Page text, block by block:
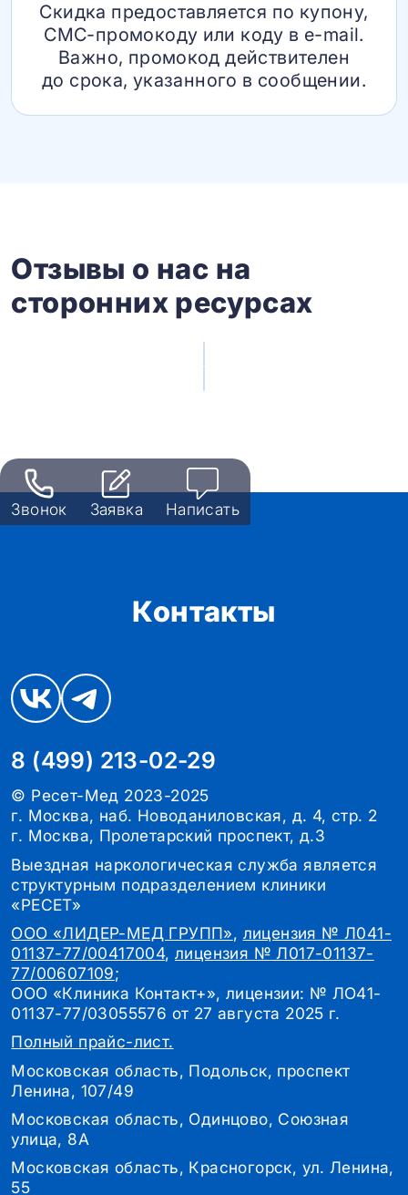
Скидка предоставляется по купону,
СМС-промокоду или коду в e-mail.
Важно, промокод действителен
до срока, указанного в сообщении.
Отзывы о нас на
сторонних ресурсах
Звонок Заявка Написать
Контакты
8 (499) 213-02-29
© Ресет-Мед 2023-2025
г. Москва, наб. Новоданиловская, д. 4, стр. 2
г. Москва, Пролетарский проспект, д.3
Выездная наркологическая служба является
структурным подразделением клиники
«РЕСЕТ»
ООО «ЛИДЕР-МЕД ГРУПП», лицензия № Л041-
01137-77/00417004, лицензия № Л017-01137-
77/00607109;
ООО «Клиника Контакт+», лицензии: № ЛО41-
01137-77/03055576 от 27 августа 2025 г.
Полный прайс-лист.
Московская область, Подольск, проспект
Ленина, 107/49
Московская область, Одинцово, Союзная
улица, 8А
Московская область, Красногорск, ул. Ленина,
55